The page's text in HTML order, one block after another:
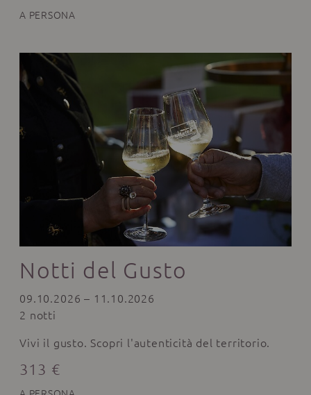
A PERSONA
Notti del Gusto
09.10.2026 – 11.10.2026
2 notti
Vivi il gusto. Scopri l'autenticità del territorio.
313 €